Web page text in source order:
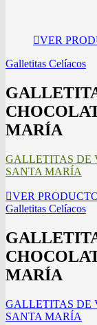
VER
Galletitas Celíacos
MARÍA
GALLETITAS DE
SANTA MARÍA
VER
Galletitas Celíacos
MARÍA
GALLETITAS DE
SANTA MARÍA